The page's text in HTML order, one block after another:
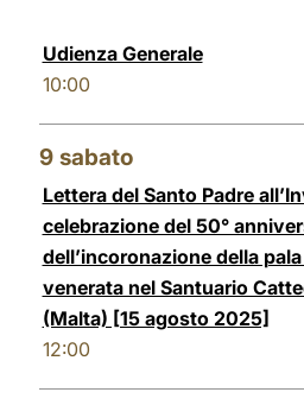
Udienza Generale
10:00
9 sabato
Lettera del Santo Padre
celebrazione del 50°
dell’incoronazione della
venerata nel Santuario
(Malta) [15 agosto 2025]
12:00